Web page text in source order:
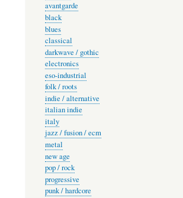
avantgarde
black
blues
classical
darkwave / gothic
electronics
eso-industrial
folk / roots
indie / alternative
italian indie
italy
jazz / fusion / ecm
metal
new age
pop / rock
progressive
punk / hardcore